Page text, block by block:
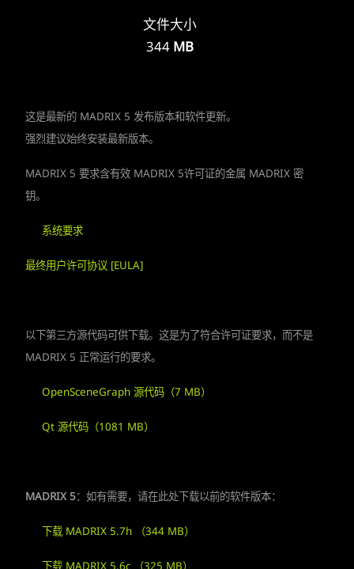
文件大小
344MB
这是最新的 MADRIX 5 发布版本和软件更新。
强烈建议始终安装最新版本。
MADRIX 5 要求含有效 MADRIX 5许可证的金属 MADRIX 密
钥。
系统要求
最终用户许可协议 [EULA]
以下第三方源代码可供下载。这是为了符合许可证要求，而不是
MADRIX 5 正常运行的要求。
OpenSceneGraph 源代码（7 MB）
Qt 源代码（1081 MB）
MADRIX 5：如有需要，请在此处下载以前的软件版本：
下载 MADRIX 5.7h （344 MB）